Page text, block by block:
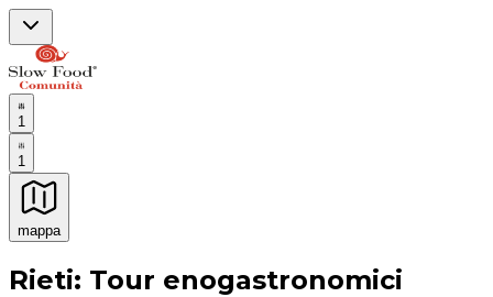
1
1
mappa
Esperienze culinarie indimenticabili: Esperienze
Rieti: Tour enogastronomici